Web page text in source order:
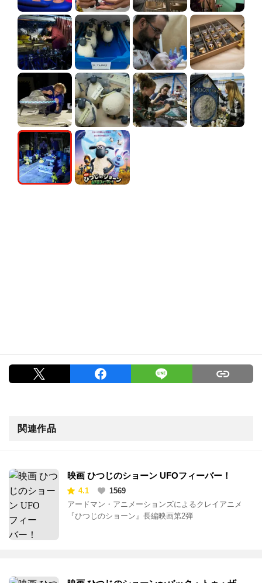
関連作品
映画 ひつじのショーン UFOフィーバー！
4.1
1569
アードマン・アニメーションズによるクレイアニメ
『ひつじのショーン』長編映画第2弾